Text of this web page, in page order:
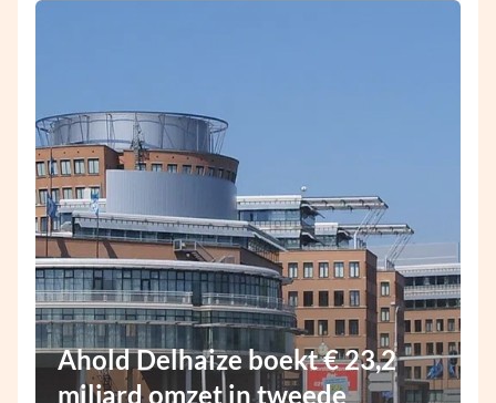
Ahold Delhaize boekt € 23,2
miljard omzet in tweede